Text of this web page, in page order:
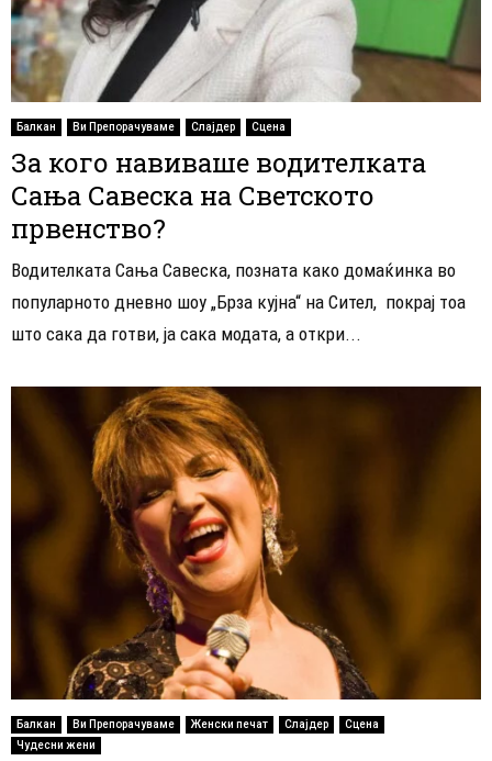
Балкан Ви Препорачуваме Слајдер Сцена
За кого навиваше водителката
Сања Савеска на Светското
првенство?
Водителката Сања Савеска, позната како домаќинка во
популарното дневно шоу „Брза кујна“ на Сител, покрај тоа
што сака да готви, ја сака модата, а откри...
Балкан Ви Препорачуваме Женски печат Слајдер
Сцена
Чудесни жени